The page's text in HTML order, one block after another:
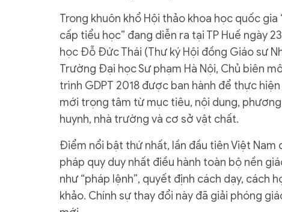
Trong khuôn khổ Hội thảo khoa học quốc
cấp tiểu học” đang diễn ra tại TP Huế ngày
học Đỗ Đức Thái (Thư ký Hội đồng Giáo sư
Trường Đại học Sư phạm Hà Nội, Chủ biên
trình GDPT 2018 được ban hành để thực
mới trọng tâm từ mục tiêu, nội dung,
huynh, nhà trường và cơ sở vật chất.
Điểm nổi bật thứ nhất, lần đầu tiên Việt
pháp quy duy nhất điều hành toàn bộ nền
như “pháp lệnh”, quyết định cách dạy, cách
khảo. Chính sự thay đổi này đã giải phóng